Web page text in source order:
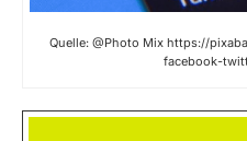
Quelle: @Photo Mix https://
facebook-